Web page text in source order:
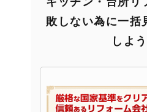
キッチン・台所リ
敗しない為に一括
しよう